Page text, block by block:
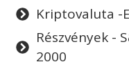
Kriptovaluta -
Részvények -
2000